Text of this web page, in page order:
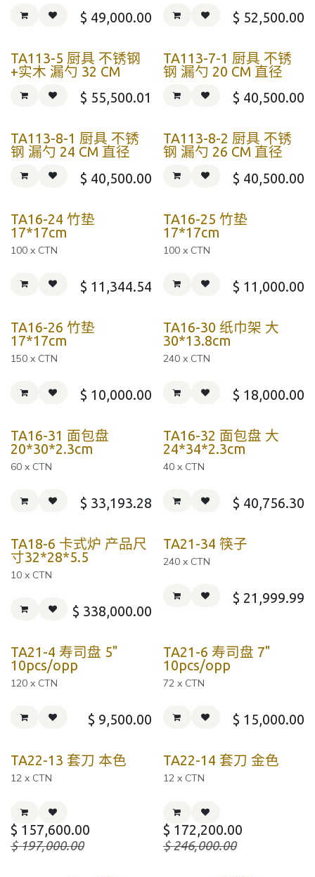
$ 49,000.00
$ 52,500.00
TA113-5 厨具 不锈钢
+实木 漏勺 32 CM
$ 55,500.01
TA113-7-1 厨具 不锈
钢 漏勺 20 CM 直径
$ 40,500.00
TA113-8-1 厨具 不锈
钢 漏勺 24 CM 直径
$ 40,500.00
TA113-8-2 厨具 不锈
钢 漏勺 26 CM 直径
$ 40,500.00
TA16-24 竹垫
17*17cm
100 x CTN
$ 11,344.54
TA16-25 竹垫
17*17cm
100 x CTN
$ 11,000.00
TA16-26 竹垫
17*17cm
150 x CTN
$ 10,000.00
TA16-30 纸巾架 大
30*13.8cm
240 x CTN
$ 18,000.00
TA16-31 面包盘
20*30*2.3cm
60 x CTN
$ 33,193.28
TA16-32 面包盘 大
24*34*2.3cm
40 x CTN
$ 40,756.30
TA18-6 卡式炉 产品尺
寸32*28*5.5
10 x CTN
$ 338,000.00
TA21-34 筷子
240 x CTN
$ 21,999.99
TA21-4 寿司盘 5"
10pcs/opp
120 x CTN
$ 9,500.00
TA21-6 寿司盘 7"
10pcs/opp
72 x CTN
$ 15,000.00
TA22-13 套刀 本色
12 x CTN
$ 157,600.00
$197,000.00
TA22-14 套刀 金色
12 x CTN
$ 172,200.00
$246,000.00